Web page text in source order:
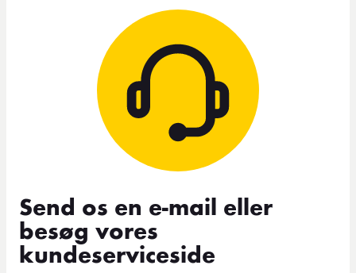
Send os en e-mail eller
besøg vores
kundeserviceside